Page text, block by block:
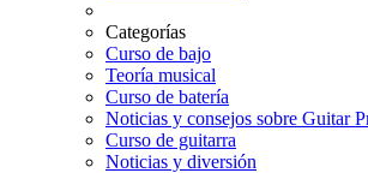
Categorías
Curso de bajo
Teoría musical
Curso de batería
Noticias y consejos sobre Guitar
Curso de guitarra
Noticias y diversión